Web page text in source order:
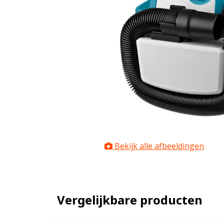
Bekijk alle afbeeldingen
Vergelijkbare producten